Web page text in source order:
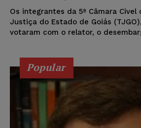
Os integrantes da 5ª Câmara Civel
Justiça do Estado de Goiás
votaram com o relator, o
Popular